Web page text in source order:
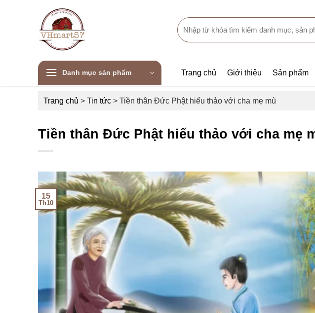
Search
for:
Danh mục sản phẩm Trang chủ Giới thiệu Sản phẩm
Trang chủ > Tin tức > Tiền thân Đức Phật hiếu thảo với cha mẹ mù
Tiền thân Đức Phật hiếu thảo với cha mẹ
15
Th10